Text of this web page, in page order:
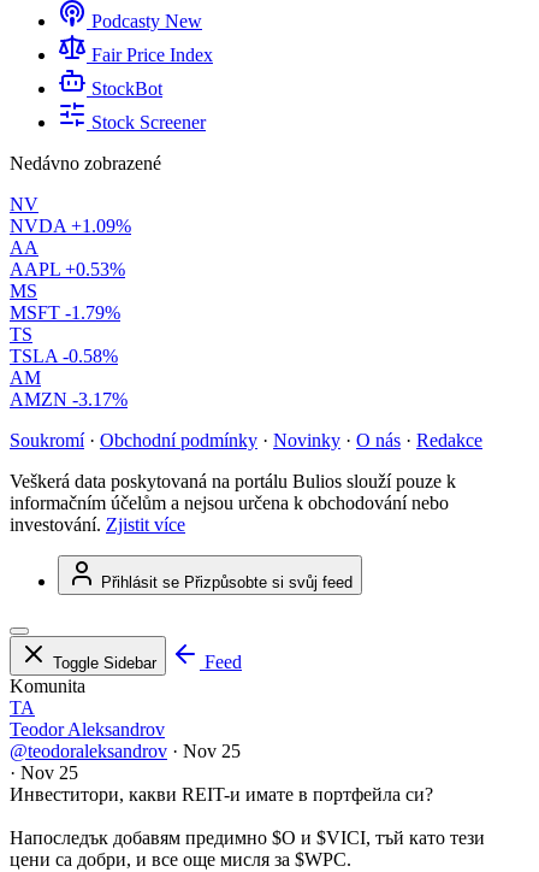
Podcasty New
Fair Price Index
StockBot
Stock Screener
Nedávno zobrazené
NV
NVDA +1.09%
AA
AAPL +0.53%
MS
MSFT -1.79%
TS
TSLA -0.58%
AM
AMZN -3.17%
Soukromí · Obchodní podmínky · Novinky · O nás · Redakce
Veškerá data poskytovaná na portálu Bulios slouží pouze k
informačním účelům a nejsou určena k obchodování nebo
investování. Zjistit více
Přihlásit se Přizpůsobte si svůj feed
Toggle Sidebar
Feed
Komunita
TA
Teodor Aleksandrov
@teodoraleksandrov · Nov 25
· Nov 25
Инвеститори, какви REIT-и имате в портфейла си?
Напоследък добавям предимно $O и $VICI, тъй като тези
цени са добри, и все още мисля за $WPC.